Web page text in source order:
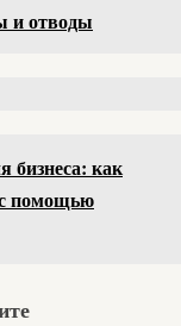
и отводы
бизнеса: как
помощью